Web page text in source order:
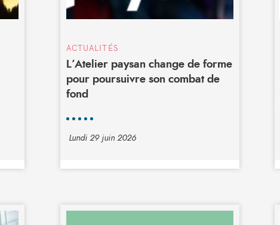
ACTUALITÉS
L’Atelier paysan change de forme
pour poursuivre son combat de
fond
Lundi 29 juin 2026